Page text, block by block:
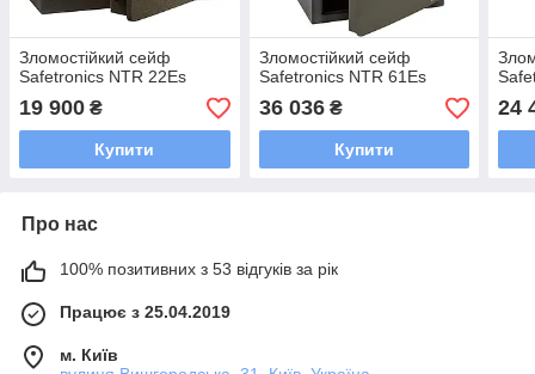
Зломостійкий сейф
Safetronics NTR 22Es
19 900 ₴
Купити
Зломостійкий сейф
Safetronics NTR 61Es
36 036₴
Купити
24
Про нас
100% позитивних з 53 відгуків за рік
Працює з 25.04.2019
м. Київ